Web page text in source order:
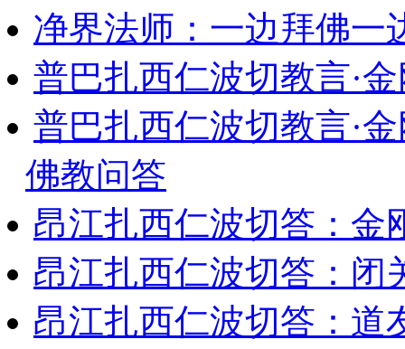
净界法师：一边拜佛一
普巴扎西仁波切教言·
普巴扎西仁波切教言·
佛教问答
昂江扎西仁波切答：金
昂江扎西仁波切答：闭
昂江扎西仁波切答：道